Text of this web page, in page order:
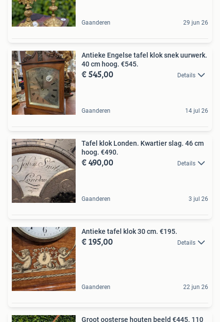
Gaanderen 29 jun 26
Antieke Engelse tafel klok snek uurwerk.
40 cm hoog. €545.
€ 545,00 Details
Gaanderen 14 jul 26
Tafel klok Londen. Kwartier slag. 46 cm
hoog. €490.
€ 490,00 Details
Gaanderen 3 jul 26
Antieke tafel klok 30 cm. €195.
€ 195,00 Details
Gaanderen 22 jun 26
Groot oosterse houten beeld €445. 110